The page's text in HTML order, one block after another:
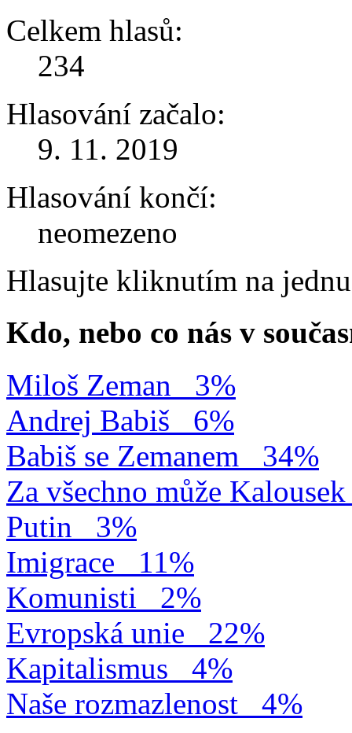
Celkem hlasů:
234
Hlasování začalo:
9. 11. 2019
Hlasování končí:
neomezeno
Hlasujte kliknutím na
Kdo, nebo co nás v
Miloš Zeman
3%
Andrej Babiš
6%
Babiš se Zemanem
34%
Za všechno může Kalousek
Putin
3%
Imigrace
11%
Komunisti
2%
Evropská unie
22%
Kapitalismus
4%
Naše rozmazlenost
4%